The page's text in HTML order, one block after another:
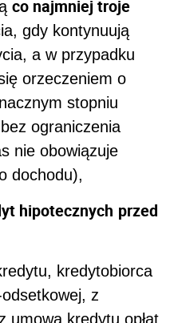
co najmniej troje
gdy kontynuują
a w przypadku
orzeczeniem o
stopniu
ograniczenia
nie obowiązuje
dochodu),
hipotecznych przed
kredytobiorca
odsetkowej, z
umową kredytu opłat